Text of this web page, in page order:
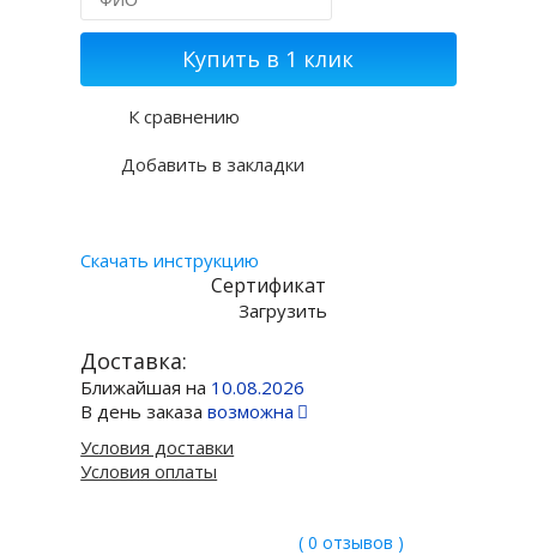
Купить в 1 клик
К сравнению
Добавить в закладки
Скачать инструкцию
Сертификат
Загрузить
Доставка:
Ближайшая на 10.08.2026
В день заказавозможна
Условия доставки
Условия оплаты
( 0 отзывов )